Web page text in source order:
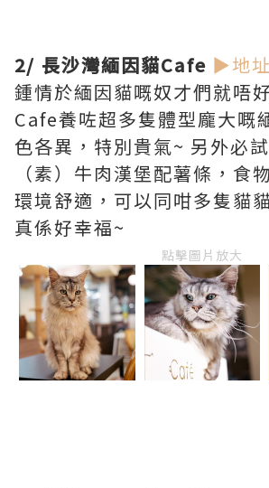
2/ 長沙灣緬因貓Cafe ▶地址
鍾情於緬因貓嘅奴才們就唔
Cafe養咗超多隻體型龐大嘅
色各異，特別貴氣~ 另外必
（素）牛肉漢堡配薯條，食
環境舒適，可以同咁多隻貓
真係好幸福~
點擊圖片放大